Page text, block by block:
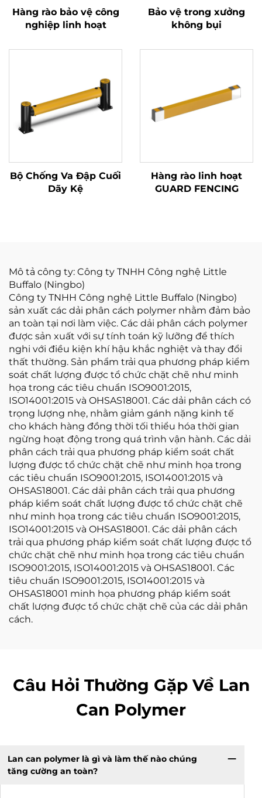
Hàng rào bảo vệ công
nghiệp linh hoạt
Bảo vệ trong xưởng
không bụi
Bộ Chống Va Đập Cuối
Dãy Kệ
Hàng rào linh hoạt
GUARD FENCING
Mô tả công ty: Công ty TNHH Công nghệ Little
Buffalo (Ningbo)
Công ty TNHH Công nghệ Little Buffalo (Ningbo)
sản xuất các dải phân cách polymer nhằm đảm bảo
an toàn tại nơi làm việc. Các dải phân cách polymer
được sản xuất với sự tính toán kỹ lưỡng để thích
nghi với điều kiện khí hậu khắc nghiệt và thay đổi
thất thường. Sản phẩm trải qua phương pháp kiểm
soát chất lượng được tổ chức chặt chẽ như minh
họa trong các tiêu chuẩn ISO9001:2015,
ISO14001:2015 và OHSAS18001. Các dải phân cách có
trọng lượng nhẹ, nhằm giảm gánh nặng kinh tế
cho khách hàng đồng thời tối thiểu hóa thời gian
ngừng hoạt động trong quá trình vận hành. Các dải
phân cách trải qua phương pháp kiểm soát chất
lượng được tổ chức chặt chẽ như minh họa trong
các tiêu chuẩn ISO9001:2015, ISO14001:2015 và
OHSAS18001. Các dải phân cách trải qua phương
pháp kiểm soát chất lượng được tổ chức chặt chẽ
như minh họa trong các tiêu chuẩn ISO9001:2015,
ISO14001:2015 và OHSAS18001. Các dải phân cách
trải qua phương pháp kiểm soát chất lượng được tổ
chức chặt chẽ như minh họa trong các tiêu chuẩn
ISO9001:2015, ISO14001:2015 và OHSAS18001. Các
tiêu chuẩn ISO9001:2015, ISO14001:2015 và
OHSAS18001 minh họa phương pháp kiểm soát
chất lượng được tổ chức chặt chẽ của các dải phân
cách.
Câu Hỏi Thường Gặp Về Lan
Can Polymer
Lan can polymer là gì và làm thế nào chúng
tăng cường an toàn?